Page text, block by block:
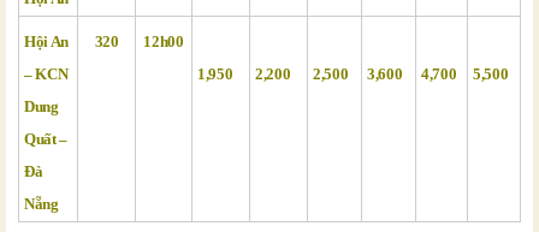
Hội An
– KCN
Dung
Quất –
Đà
Nẵng
320
12h00
1,950
2,200 2,500 3,600 4,700 5,500